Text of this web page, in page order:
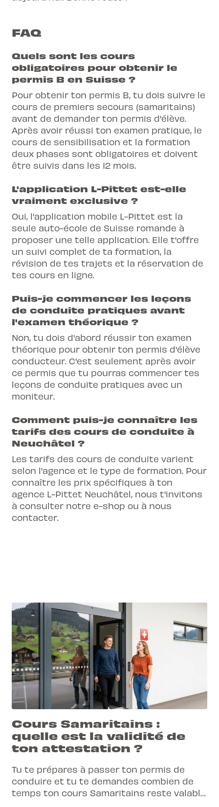
FAQ
Quels sont les cours
obligatoires pour obtenir le
permis B en Suisse ?
Pour obtenir ton permis B, tu dois suivre le
cours de premiers secours (samaritains)
avant de demander ton permis d'élève.
Après avoir réussi ton examen pratique, le
cours de sensibilisation et la formation
deux phases sont obligatoires et doivent
être suivis dans les 12 mois.
L'application L-Pittet est-elle
vraiment exclusive ?
Oui, l'application mobile L-Pittet est la
seule auto-école de Suisse romande à
proposer une telle application. Elle t'offre
un suivi complet de ta formation, la
révision de tes trajets et la réservation de
tes cours en ligne.
Puis-je commencer les leçons
de conduite pratiques avant
l'examen théorique ?
Non, tu dois d'abord réussir ton examen
théorique pour obtenir ton permis d'élève
conducteur. C'est seulement après avoir
ce permis que tu pourras commencer tes
leçons de conduite pratiques avec un
moniteur.
Comment puis-je connaître les
tarifs des cours de conduite à
Neuchâtel ?
Les tarifs des cours de conduite varient
selon l'agence et le type de formation. Pour
connaître les prix spécifiques à ton
agence L-Pittet Neuchâtel, nous t'invitons
à consulter notre e-shop ou à nous
contacter.
Cours Samaritains :
quelle est la validité de
ton attestation ?
Tu te prépares à passer ton permis de
conduire et tu te demandes combien de
temps ton cours Samaritains reste valable